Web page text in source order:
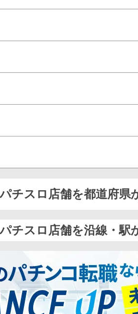
チスロ店舗を都道府県
チスロ店舗を沿線・駅